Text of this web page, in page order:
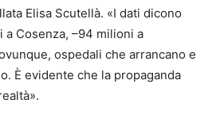
Elisa Scutellà. «I dati dicono
a Cosenza, –94 milioni a
ospedali che arrancano e
È evidente che la propaganda